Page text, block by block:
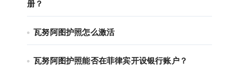
册？
瓦努阿图护照怎么激活
瓦努阿图护照能否在菲律宾开设银行账户？